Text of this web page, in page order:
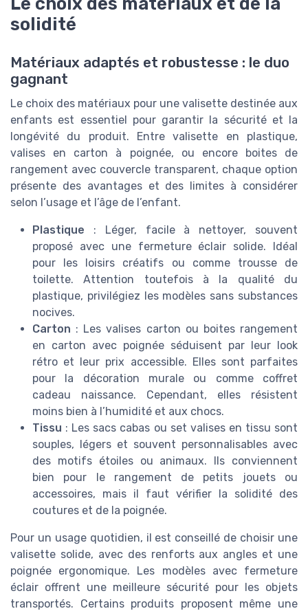
solidité
Matériaux adaptés et robustesse : le duo
gagnant
Le choix des matériaux pour une valisette destinée aux
enfants est essentiel pour garantir la sécurité et la
longévité du produit. Entre valisette en plastique,
valises en carton à poignée, ou encore boites de
rangement avec couvercle transparent, chaque option
présente des avantages et des limites à considérer
selon l’usage et l’âge de l’enfant.
Plastique : Léger, facile à nettoyer, souvent
proposé avec une fermeture éclair solide. Idéal
pour les loisirs créatifs ou comme trousse de
toilette. Attention toutefois à la qualité du
plastique, privilégiez les modèles sans substances
nocives.
Carton : Les valises carton ou boites rangement
en carton avec poignée séduisent par leur look
rétro et leur prix accessible. Elles sont parfaites
pour la décoration murale ou comme coffret
cadeau naissance. Cependant, elles résistent
moins bien à l’humidité et aux chocs.
Tissu : Les sacs cabas ou set valises en tissu sont
souples, légers et souvent personnalisables avec
des motifs étoiles ou animaux. Ils conviennent
bien pour le rangement de petits jouets ou
accessoires, mais il faut vérifier la solidité des
coutures et de la poignée.
Pour un usage quotidien, il est conseillé de choisir une
valisette solide, avec des renforts aux angles et une
poignée ergonomique. Les modèles avec fermeture
éclair offrent une meilleure sécurité pour les objets
transportés. Certains produits proposent même une